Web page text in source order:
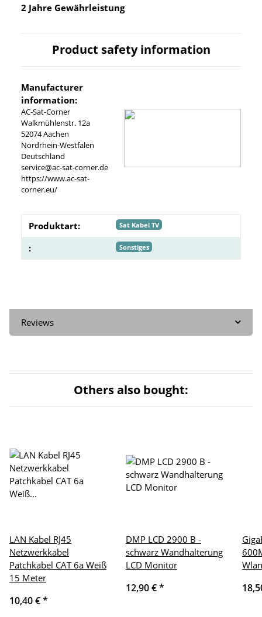
2 Jahre Gewährleistung
Product safety information
Manufacturer
information:
AC-Sat-Corner
Walkmühlenstr. 12a
52074 Aachen
Nordrhein-Westfalen
Deutschland
service@ac-sat-corner.de
https://www.ac-sat-
corner.eu/
Produktart: Sat Kabel TV
: Sonstiges
Reviews
Others also bought:
LAN Kabel RJ45
Netzwerkkabel
Patchkabel CAT 6a Weiß
15 Meter
10,40 €*
DMP LCD 2900 B -
schwarz Wandhalterung
LCD Monitor
12,90 €*